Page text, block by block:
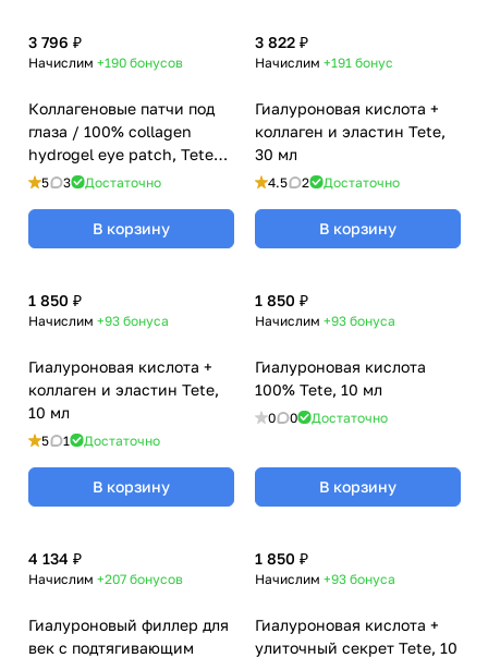
3 796 ₽
Начислим +190 бонусов
Коллагеновые патчи под
глаза / 100% collagen
hydrogel eye patch, Tete
Cosmeceutical
5 3 Достаточно
В корзину
3 822 ₽
Начислим +191 бонус
Гиалуроновая кислота +
коллаген и эластин Tete,
30 мл
4.5 2 Достаточно
В корзину
1 850 ₽
Начислим +93 бонуса
Гиалуроновая кислота +
коллаген и эластин Tete,
10 мл
5 1 Достаточно
В корзину
1 850 ₽
Начислим +93 бонуса
Гиалуроновая кислота
100% Tete, 10 мл
0 0 Достаточно
В корзину
4 134 ₽
Начислим +207 бонусов
Гиалуроновый филлер для
век с подтягивающим
1 850 ₽
Начислим +93 бонуса
Гиалуроновая кислота +
улиточный секрет Tete, 10